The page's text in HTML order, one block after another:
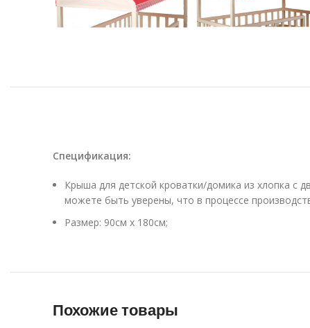
Спецификация:
Крыша для детской кроватки/домика из хлопка с
можете быть уверены, что в процессе
Размер: 90см х 180см;
Похожие товары